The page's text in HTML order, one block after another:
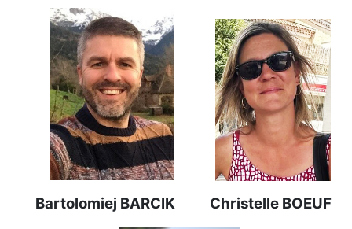
Bartolomiej BARCIK Christelle BOEUF